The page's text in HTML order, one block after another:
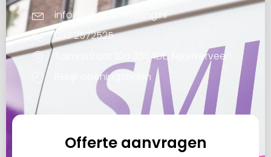
info@smits-stoffering.nl
033 2572525
Talmastraat 10a 3864DE, Nijkerkerveen
Bekijk openingstijden
Offerte aanvragen